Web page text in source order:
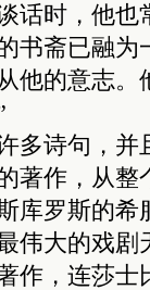
话时，他也
书斋已融为
他的意志。
诗句，并
著作，从整
库罗斯的
伟大的戏剧
作，连莎